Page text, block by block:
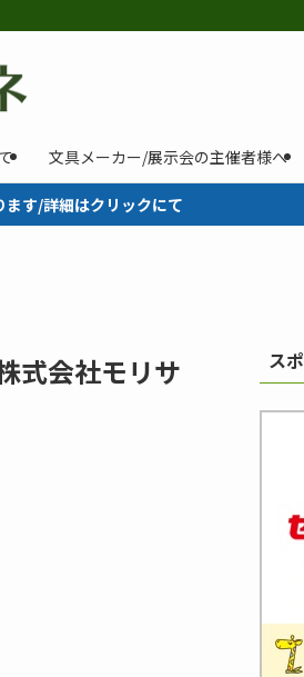
文具メーカー/展示会の主催者様へ
す/詳細はクリックにて
式会社モリサ ス